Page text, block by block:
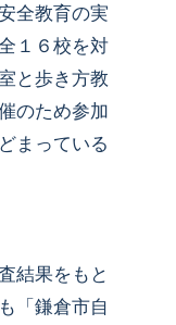
全教育の実
１６校を対
と歩き方教
のため参加
まっている
結果をもと
「鎌倉市自